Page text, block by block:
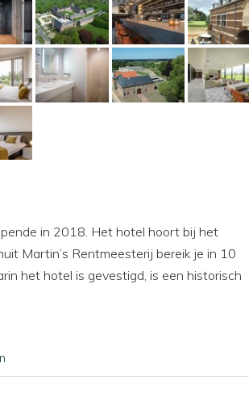
in 2018. Het hotel hoort bij het
Martin’s Rentmeesterij bereik je in 10
het hotel is gevestigd, is een historisch